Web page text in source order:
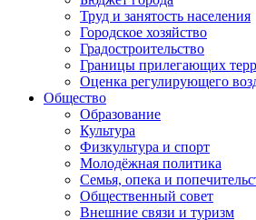
Труд и занятость населения
Городское хозяйство
Градостроительство
Границы прилегающих
Оценка регулирующего
Общество
Образование
Культура
Физкультура и спорт
Молодёжная политика
Семья, опека и
Общественный совет
Внешние связи и туризм